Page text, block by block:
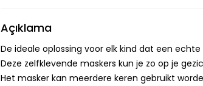
Açıklama
De ideale oplossing voor elk kind dat een echte
Deze zelfklevende maskers kun je zo op je
Het masker kan meerdere keren gebruikt